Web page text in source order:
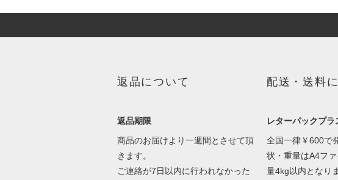
返品について
返品期限
商品のお届けより一週間とさせて頂
きます。
ご連絡が7日以内に行われなかった
配送・送料
レターパックプラ
全国一律￥600で
状・重量はA4フ
量4kg以内となり